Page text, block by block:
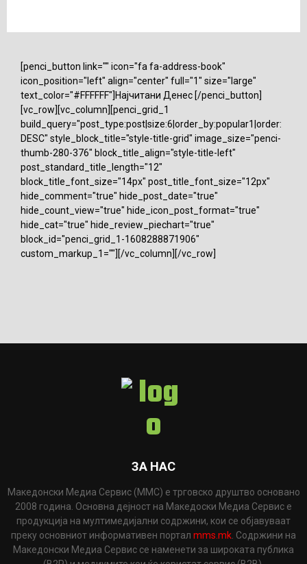
[penci_button link="" icon="fa fa-address-book"
icon_position="left" align="center" full="1" size="large"
text_color="#FFFFFF"]Најчитани Денес [/penci_button]
[vc_row][vc_column][penci_grid_1
build_query="post_type:post|size:6|order_by:popular1|order:
DESC" style_block_title="style-title-grid" image_size="penci-
thumb-280-376" block_title_align="style-title-left"
post_standard_title_length="12"
block_title_font_size="14px" post_title_font_size="12px"
hide_comment="true" hide_post_date="true"
hide_count_view="true" hide_icon_post_format="true"
hide_cat="true" hide_review_piechart="true"
block_id="penci_grid_1-1608288871906"
custom_markup_1=""][/vc_column][/vc_row]
ЗА НАС
Македонски Медиа Сервис (ММС) е трговско друштво основано
2008 година. Основна дејност на Македоски Медиа Сервис е
продукција на мултимедијални содржини, кои се објавуваат
преку основниот информативен портал mms.mk . Содржини на
Македонски Медиа Сервис се наменети за широката публика